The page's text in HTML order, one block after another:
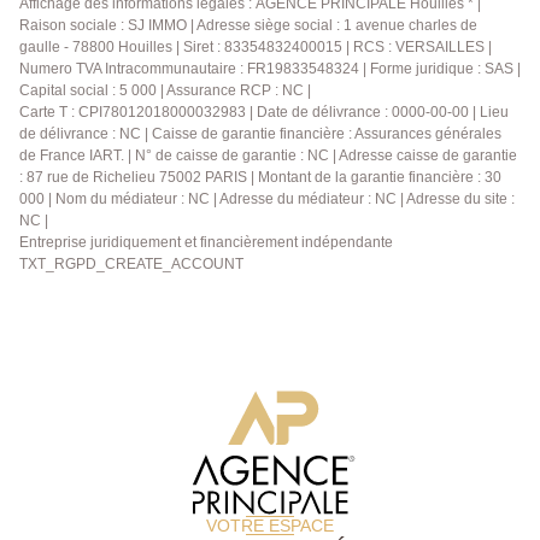
avec lave-main complète ce niveau. A l'étage, palier
avec bureau desservant trois chambres dont une
suite parentale avec dressing et salle de bains / WC.
Une salle d'eau avec WC est aussi présente à cet
étage pour les deux chambres. Maison en parfait état
et très bien entretenue, sous-sol total, volets roulants
électrique dans toute la maison, pompe à chaleur,
isolation en fibre de bois, portail motorisé. Un studio a
possibilité... Bien proposé par Kyllian GABA, agent
Raison sociale : SJ IMMO | Adresse siège social : 1 avenue charles de
gaulle - 78800 Houilles | Siret : 83354832400015 | RCS : VERSAILLES |
Numero TVA Intracommunautaire : FR19833548324 | Forme juridique : SAS |
Capital social : 5 000 | Assurance RCP : NC |
Carte T : CPI78012018000032983 | Date de délivrance : 0000-00-00 | Lieu
de délivrance : NC | Caisse de garantie financière : Assurances générales
de France IART. | N° de caisse de garantie : NC | Adresse caisse de garantie
: 87 rue de Richelieu 75002 PARIS | Montant de la garantie financière : 30
000 | Nom du médiateur : NC | Adresse du médiateur : NC | Adresse du site :
NC |
Entreprise juridiquement et financièrement indépendante
TXT_RGPD_CREATE_ACCOUNT
VOTRE ESPACE